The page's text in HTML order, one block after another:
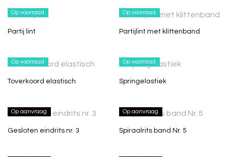
Op voorraad
Partij lint
Op voorraad
Partijlint met klittenband
Op voorraad
Toverkoord elastisch
Op voorraad
Springelastiek
Op aanvraag
Gesloten eindrits nr. 3
Op aanvraag
Spiraalrits band Nr. 5